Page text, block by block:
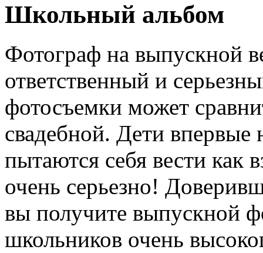
Школьный альбом
Фотограф на выпускной
ответственный и
фотосъемки может
свадебной. Дети впервые
пытаются себя вести как
очень серьезно!
вы получите выпускной
школьников очень